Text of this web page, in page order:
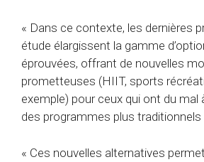
« Dans ce contexte, les dernières
étude élargissent la gamme
éprouvées, offrant de nouvelles
prometteuses (HIIT, sports
exemple) pour ceux qui ont du mal
des programmes plus traditionnels
« Ces nouvelles alternatives